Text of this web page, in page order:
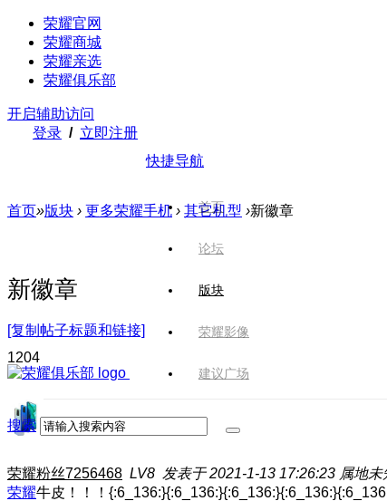
荣耀官网
荣耀商城
荣耀亲选
荣耀俱乐部
开启辅助访问
登录 / 立即注册
快捷导航
首页
论坛
版块
荣耀影像
建议广场
搜索
首页»版块 › 更多荣耀手机 › 其它机型 ›新徽章
新徽章
[复制帖子标题和链接]
1204
荣耀粉丝7256468 LV8 发表于 2021-1-13 17:26:23 属地未
荣耀牛皮！！！